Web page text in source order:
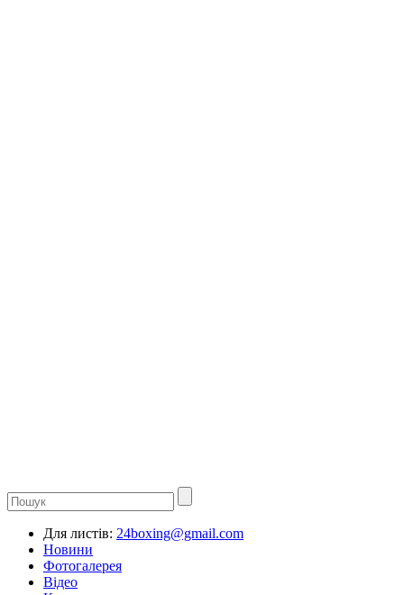
Для листів: 24boxing@gmail.com
Новини
Фотогалерея
Відео